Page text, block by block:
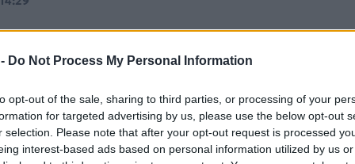
Do Not Process My Personal Information
opt-out of the sale, sharing to third parties, or processing of your
for targeted advertising by us, please use the below opt-out
selection. Please note that after your opt-out request is processed
interest-based ads based on personal information utilized by us
Με απόφαση Μητσοτάκη δεν θα γίνουν
στις 28 Οκτωβρίου
ούτε μαθητικές παρελάσεις η φετινή 28η